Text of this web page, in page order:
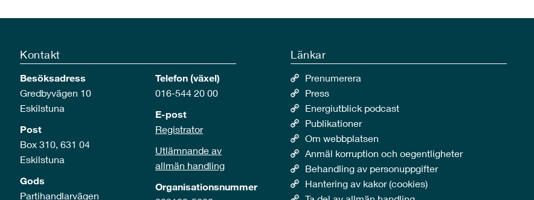
Kontakt
Besöksadress
Gredbyvägen 10
Eskilstuna
Post
Box 310, 631 04
Eskilstuna
Gods
Partihandlarvägen
Telefon (växel)
016-544 20 00
E-post
Registrator
Utlämnande av
allmän handling
Organisationsnummer
Länkar
Prenumerera
Press
Energiutblick podcast
Publikationer
Om webbplatsen
Anmäl korruption och oegentligheter
Behandling av personuppgifter
Hantering av kakor (cookies)